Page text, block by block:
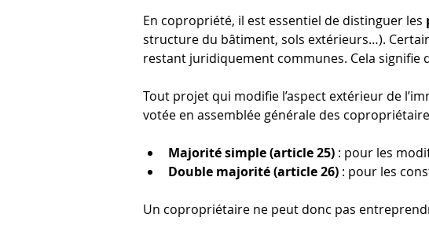
En copropriété, il est essentiel de distinguer les
structure du bâtiment, sols extérieurs…).
restant juridiquement communes. Cela signifie
Tout projet qui modifie l’aspect extérieur de
votée en assemblée générale des
Majorité simple (article 25) : pour les
Double majorité (article 26) : pour les
Un copropriétaire ne peut donc pas